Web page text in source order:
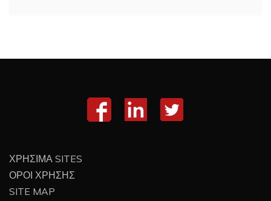
ΧΡΗΣΙΜΑ SITES
ΟΡΟΙ ΧΡΗΣΗΣ
SITE MAP